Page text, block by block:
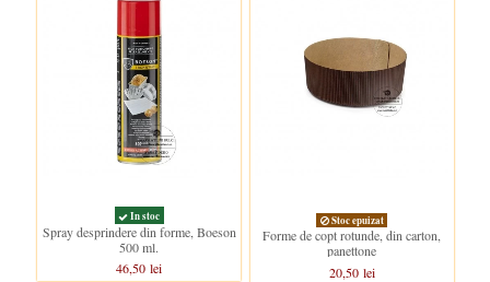
In stoc
Spray desprindere din forme, Boeson
500 ml.
46,50 lei
Stoc epuizat
Forme de copt rotunde, din carton,
panettone
20,50 lei